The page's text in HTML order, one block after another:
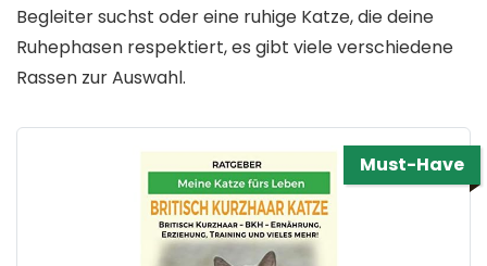
Begleiter suchst oder eine ruhige Katze, die deine
Ruhephasen respektiert, es gibt viele verschiedene
Rassen zur Auswahl.
Must-Have